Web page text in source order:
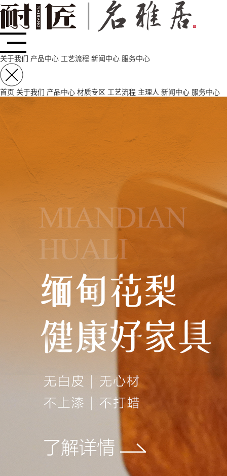
关于我们 产品中心 工艺流程 新闻中心 服务中心
首页 关于我们 产品中心 材质专区 工艺流程 主理人 新闻中心 服务中心